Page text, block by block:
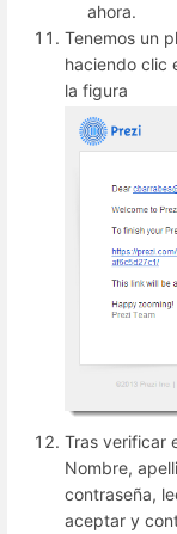
ahora.
Tenemos un
haciendo clic
la figura
Tras verificar
Nombre,
contraseña,
aceptar y